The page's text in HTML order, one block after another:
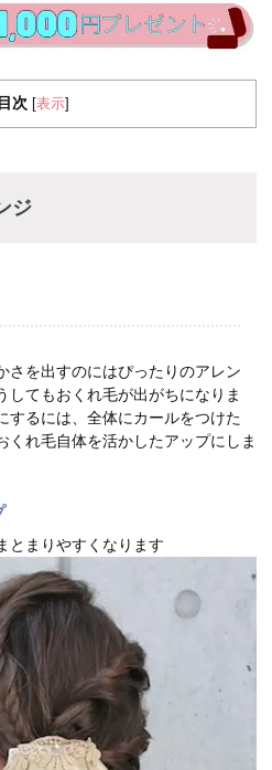
目次 表示
ジ
さを出すのにはぴったりのアレン
してもおくれ毛が出がちになりま
するには、全体にカールをつけた
くれ毛自体を活かしたアップにしま
とまりやすくなります